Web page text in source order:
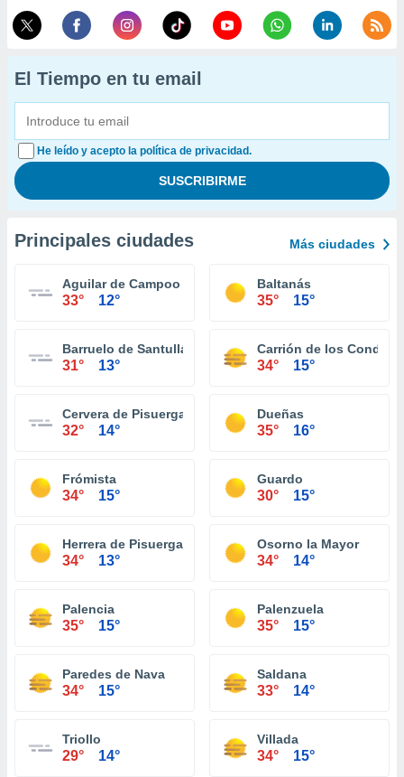
El Tiempo en tu email
He leído y acepto la política de privacidad.
Principales ciudades Más ciudades
Aguilar de Campoo
33° 12°
Baltanás
35° 15°
Barruelo de Santullán
31° 13°
Carrión de los Condes
34° 15°
Cervera de Pisuerga
32° 14°
Dueñas
35° 16°
Frómista
34° 15°
Guardo
30° 15°
Herrera de Pisuerga
34° 13°
Osorno la Mayor
34° 14°
Palencia
35° 15°
Palenzuela
35° 15°
Paredes de Nava
34° 15°
Saldana
33° 14°
Triollo
29° 14°
Villada
34° 15°